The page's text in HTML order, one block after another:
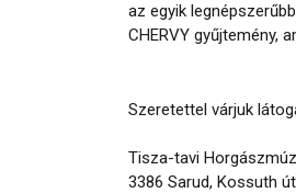
az egyik
CHERVY gyűjtemény,
Szeretettel várjuk
Tisza-tavi
3386 Sarud, Kossuth